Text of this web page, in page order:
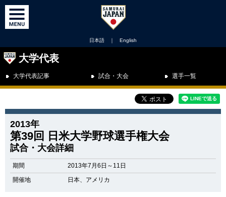
日本語 ｜ English
大学代表
大学代表記事 試合・大会 選手一覧
2013年
第39回 日米大学野球選手権大会
試合・大会詳細
期間
2013年7月6日～11日
開催地
日本、アメリカ